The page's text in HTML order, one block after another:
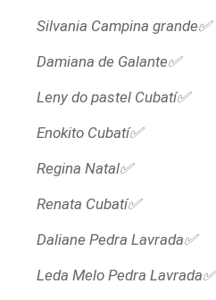
Silvania Campina grande✅
Damiana de Galante✅
Leny do pastel Cubatí✅
Enokito Cubatí✅
Regina Natal✅
Renata Cubatí✅
Daliane Pedra Lavrada✅
Leda Melo Pedra Lavrada✅